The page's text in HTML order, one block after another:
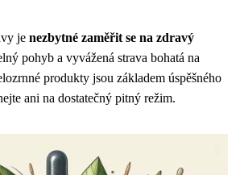
je nezbytné zaměřit se na zdravý
pohyb a vyvážená strava bohatá na
produkty jsou základem úspěšného
ani na dostatečný pitný režim.